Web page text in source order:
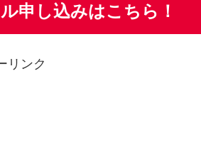
申し込みはこちら！
リンク